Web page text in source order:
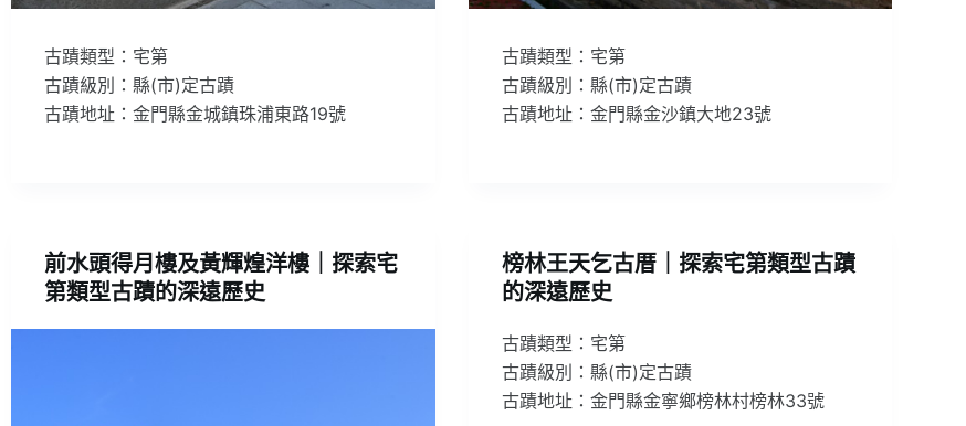
古蹟類型：宅第
古蹟級別：縣(市)定古蹟
古蹟地址：金門縣金城鎮珠浦東路19號
古蹟類型：宅第
古蹟級別：縣(市)定古蹟
古蹟地址：金門縣金沙鎮大地23號
前水頭得月樓及黃輝煌洋樓｜探索宅
第類型古蹟的深遠歷史
榜林王天乞古厝｜探索宅第類型古蹟
的深遠歷史
古蹟類型：宅第
古蹟級別：縣(市)定古蹟
古蹟地址：金門縣金寧鄉榜林村榜林33號